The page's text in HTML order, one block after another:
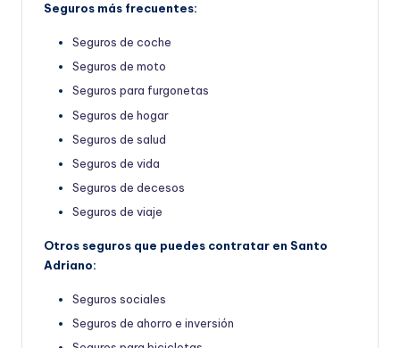
Seguros más frecuentes:
Seguros de coche
Seguros de moto
Seguros para furgonetas
Seguros de hogar
Seguros de salud
Seguros de vida
Seguros de decesos
Seguros de viaje
Otros seguros que puedes contratar en Santo
Adriano:
Seguros sociales
Seguros de ahorro e inversión